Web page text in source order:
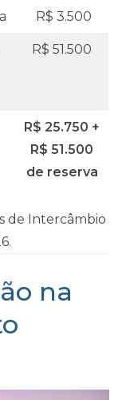
R$ 3.500
R$ 51.500
R$ 25.750 +
R$ 51.500
de reserva
de Intercâmbio
na